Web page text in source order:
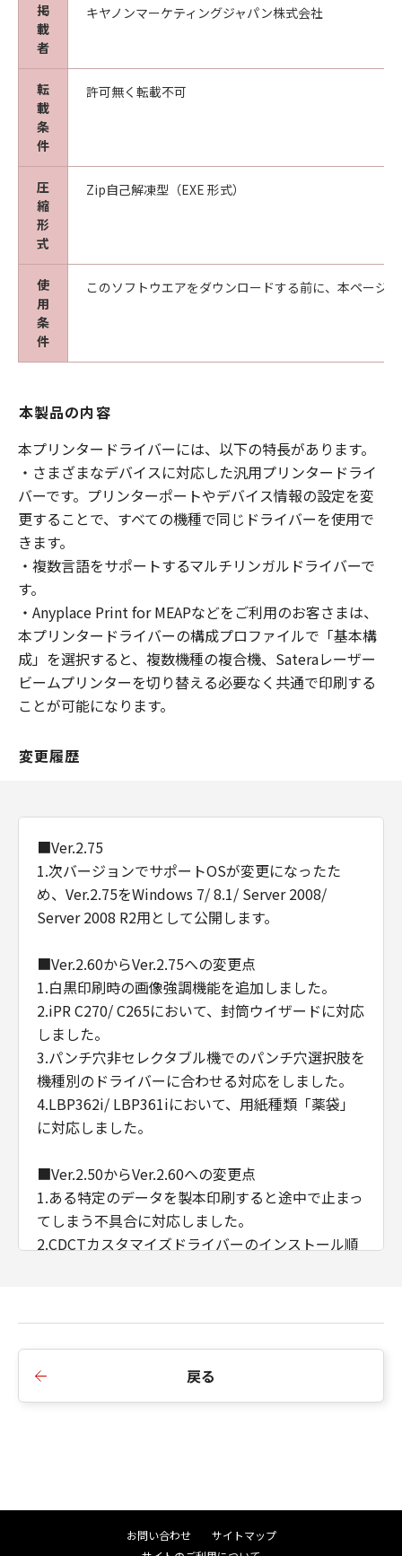
掲
載
者
キヤノンマーケティングジャパン株式会社
転
載
条
件
許可無く転載不可
圧
縮
形
式
Zip自己解凍型（EXE 形式）
使
用
条
件
このソフトウエアをダウンロードする前に、本ページ
本製品の内容
本プリンタードライバーには、以下の特長があります。
・さまざまなデバイスに対応した汎用プリンタードライ
バーです。プリンターポートやデバイス情報の設定を変
更することで、すべての機種で同じドライバーを使用で
きます。
・複数言語をサポートするマルチリンガルドライバーで
す。
・Anyplace Print for MEAPなどをご利用のお客さまは、
本プリンタードライバーの構成プロファイルで「基本構
成」を選択すると、複数機種の複合機、Sateraレーザー
ビームプリンターを切り替える必要なく共通で印刷する
ことが可能になります。
変更履歴
■Ver.2.75
1.次バージョンでサポートOSが変更になったた
め、Ver.2.75をWindows 7/ 8.1/ Server 2008/
Server 2008 R2用として公開します。
■Ver.2.60からVer.2.75への変更点
1.白黒印刷時の画像強調機能を追加しました。
2.iPR C270/ C265において、封筒ウイザードに対応
しました。
3.パンチ穴非セレクタブル機でのパンチ穴選択肢を
機種別のドライバーに合わせる対応をしました。
4.LBP362i/ LBP361iにおいて、用紙種類「薬袋」
に対応しました。
■Ver.2.50からVer.2.60への変更点
1.ある特定のデータを製本印刷すると途中で止まっ
てしまう不具合に対応しました。
2.CDCTカスタマイズドライバーのインストール順
1.インストーラーのダイアログ背景画像、アイコン
を変更しました。
戻る
お問い合わせ
サイトマップ